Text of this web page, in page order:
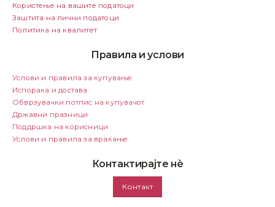
Користење на вашите податоци
Заштита на лични податоци
Политика на квалитет
Правила и услови
Услови и правила за купување
Испорака и достава
Обврзувачки потпис на купувачот
Државни празници
Поддршка на корисници
Услови и правила за враќање
Контактирајте нѐ
Контакт